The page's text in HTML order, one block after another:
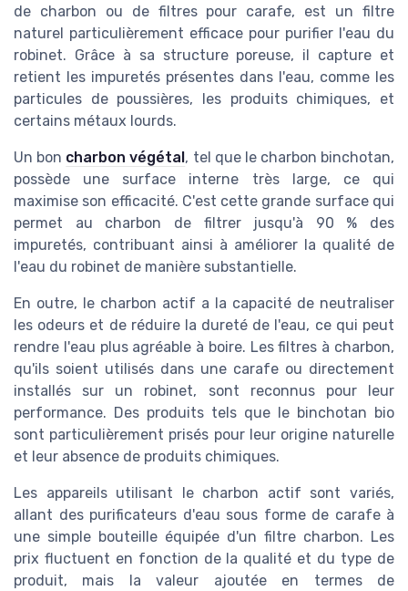
de charbon ou de filtres pour carafe, est un filtre
naturel particulièrement efficace pour purifier l'eau du
robinet. Grâce à sa structure poreuse, il capture et
retient les impuretés présentes dans l'eau, comme les
particules de poussières, les produits chimiques, et
certains métaux lourds.
Un bon charbon végétal, tel que le charbon binchotan,
possède une surface interne très large, ce qui
maximise son efficacité. C'est cette grande surface qui
permet au charbon de filtrer jusqu'à 90 % des
impuretés, contribuant ainsi à améliorer la qualité de
l'eau du robinet de manière substantielle.
En outre, le charbon actif a la capacité de neutraliser
les odeurs et de réduire la dureté de l'eau, ce qui peut
rendre l'eau plus agréable à boire. Les filtres à charbon,
qu'ils soient utilisés dans une carafe ou directement
installés sur un robinet, sont reconnus pour leur
performance. Des produits tels que le binchotan bio
sont particulièrement prisés pour leur origine naturelle
et leur absence de produits chimiques.
Les appareils utilisant le charbon actif sont variés,
allant des purificateurs d'eau sous forme de carafe à
une simple bouteille équipée d'un filtre charbon. Les
prix fluctuent en fonction de la qualité et du type de
produit, mais la valeur ajoutée en termes de